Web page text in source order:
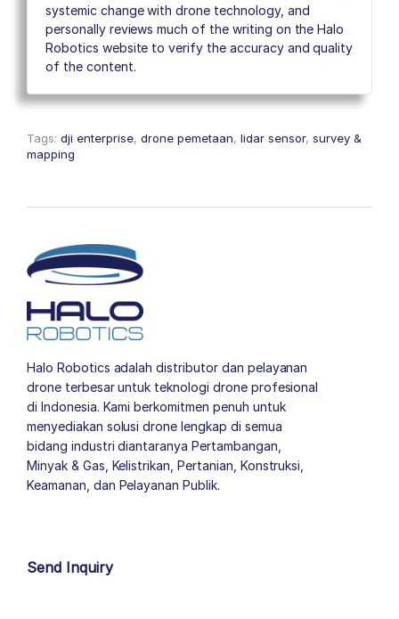
systemic change with drone technology, and
personally reviews much of the writing on the Halo
Robotics website to verify the accuracy and quality
of the content.
Tags: dji enterprise, drone pemetaan, lidar sensor, survey &
mapping
Halo Robotics adalah distributor dan pelayanan
drone terbesar untuk teknologi drone profesional
di Indonesia. Kami berkomitmen penuh untuk
menyediakan solusi drone lengkap di semua
bidang industri diantaranya Pertambangan,
Minyak & Gas, Kelistrikan, Pertanian, Konstruksi,
Keamanan, dan Pelayanan Publik.
Send Inquiry